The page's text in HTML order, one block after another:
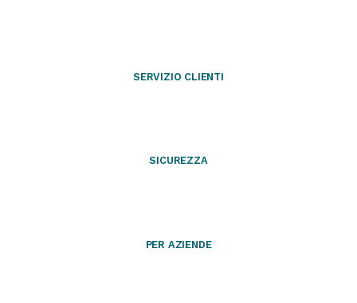
SERVIZIO CLIENTI
SICUREZZA
PER AZIENDE